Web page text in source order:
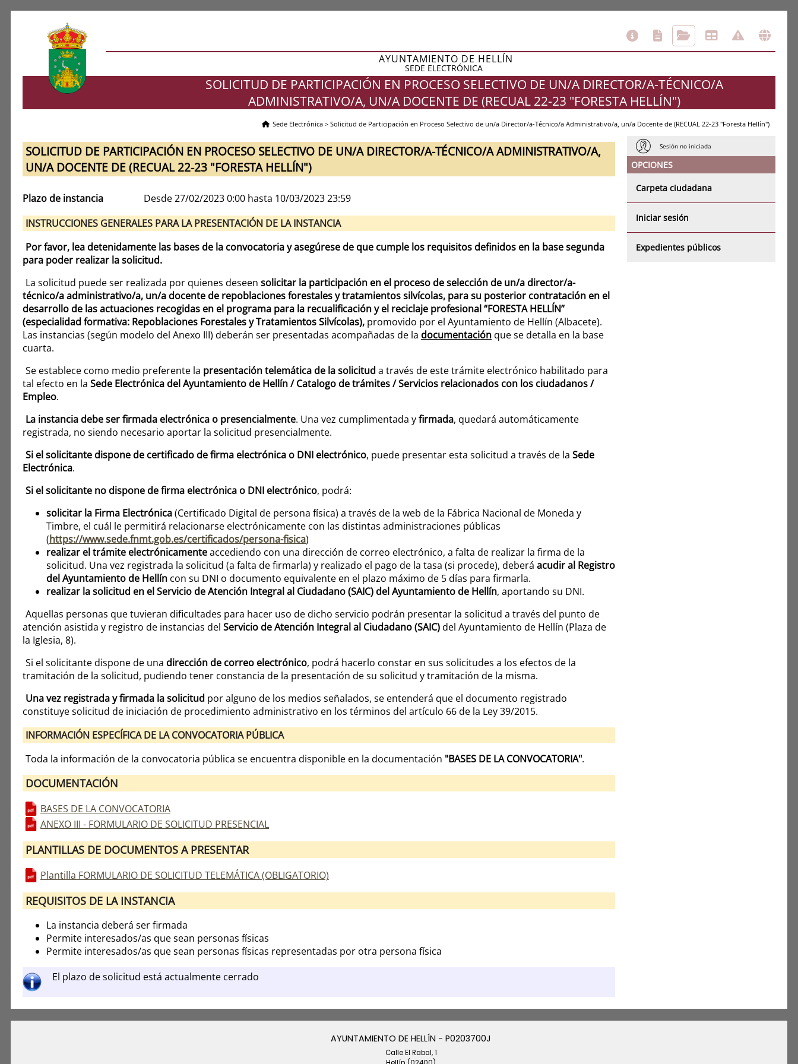
SEDE ELECTRÓNICA
AYUNTAMIENTO DE HELLÍN
SOLICITUD DE PARTICIPACIÓN EN PROCESO SELECTIVO DE UN/A DIRECTOR/A-TÉCNICO/A
ADMINISTRATIVO/A, UN/A DOCENTE DE (RECUAL 22-23 "FORESTA HELLÍN")
Sede Electrónica > Solicitud de Participación en Proceso Selectivo de un/a Director/a-Técnico/a Administrativo/a, un/a Docente de (RECUAL 22-23 "Foresta Hellín")
Sesión no iniciada
OPCIONES
Carpeta ciudadana
Iniciar sesión
Expedientes públicos
SOLICITUD DE PARTICIPACIÓN EN PROCESO SELECTIVO DE UN/A DIRECTOR/A-TÉCNICO/A ADMINISTRATIVO/A,
UN/A DOCENTE DE (RECUAL 22-23 "FORESTA HELLÍN")
Plazo de instancia
Desde 27/02/2023 0:00 hasta 10/03/2023 23:59
INSTRUCCIONES GENERALES PARA LA PRESENTACIÓN DE LA INSTANCIA
Por favor, lea detenidamente las bases de la convocatoria y asegúrese de que cumple los requisitos definidos en la base segunda
para poder realizar la solicitud.
La solicitud puede ser realizada por quienes deseen solicitar la participación en el proceso deselección de un/a director/a-
técnico/a administrativo/a, un/a docente de repoblaciones forestales y tratamientos silvícolas, para su posterior contratación en el
desarrollo de las actuaciones recogidas en el programa para la recualificación y el reciclaje profesional “FORESTA HELLÍN”
(especialidad formativa: Repoblaciones Forestales y Tratamientos Silvícolas), promovido por el Ayuntamiento de Hellín (Albacete).
Las instancias (según modelo del Anexo III) deberán ser presentadas acompañadas de la documentación que se detalla en la base
cuarta.
Se establece como medio preferente la presentación telemática de la solicitud a través de este trámite electrónico habilitado para
tal efecto en la Sede Electrónica del Ayuntamiento de Hellín / Catalogo de trámites / Servicios relacionados con los ciudadanos /
Empleo.
La instancia debe ser firmada electrónica o presencialmente. Una vez cumplimentada yfirmada, quedará automáticamente
registrada, no siendo necesario aportar la solicitud presencialmente.
Si el solicitante dispone de certificado de firma electrónica o DNI electrónico, puede presentar esta solicitud a través de la Sede
Electrónica.
Si el solicitante no dispone de firma electrónica o DNI electrónico, podrá:
solicitar la Firma Electrónica(Certificado Digital de persona física) a través de la web de la Fábrica Nacional de Moneda y
Timbre, el cuál le permitirá relacionarse electrónicamente con las distintas administraciones públicas
(https://www.sede.fnmt.gob.es/certificados/persona-fisica)
realizar el trámite electrónicamenteaccediendo con una dirección de correo electrónico, a falta de realizar la firma de la
solicitud. Una vez registrada la solicitud (a falta de firmarla) y realizado el pago de la tasa (si procede), deberá acudir al Registro
del Ayuntamiento de Hellín con su DNI o documento equivalente en el plazo máximo de 5 días para firmarla.
realizar la solicitud en el Servicio de Atención Integral al Ciudadano (SAIC) del Ayuntamiento de Hellín, aportando su DNI.
Aquellas personas que tuvieran dificultades para hacer uso de dicho servicio podrán presentar la solicitud a través del punto de
atención asistida y registro de instancias del Servicio de Atención Integral al Ciudadano (SAIC)del Ayuntamiento de Hellín (Plaza de
la Iglesia, 8).
Si el solicitante dispone de una dirección de correo electrónico, podrá hacerlo constar en sus solicitudes a los efectos de la
tramitación de la solicitud, pudiendo tener constancia de la presentación de su solicitud y tramitación de la misma.
Una vez registrada y firmada la solicitud por alguno de los medios señalados, se entenderá que el documento registrado
constituye solicitud de iniciación de procedimiento administrativo en los términos del artículo 66 de la Ley 39/2015.
INFORMACIÓN ESPECÍFICA DE LA CONVOCATORIA PÚBLICA
Toda la información de la convocatoria pública se encuentra disponible en la documentación "BASES DE LA CONVOCATORIA".
DOCUMENTACIÓN
BASES DE LA CONVOCATORIA
ANEXO III - FORMULARIO DE SOLICITUD PRESENCIAL
PLANTILLAS DE DOCUMENTOS A PRESENTAR
Plantilla FORMULARIO DE SOLICITUD TELEMÁTICA (OBLIGATORIO)
REQUISITOS DE LA INSTANCIA
La instancia deberá ser firmada
Permite interesados/as que sean personas físicas
Permite interesados/as que sean personas físicas representadas por otra persona física
El plazo de solicitud está actualmente cerrado
AYUNTAMIENTO DE HELLÍN - P0203700J
Calle El Rabal, 1